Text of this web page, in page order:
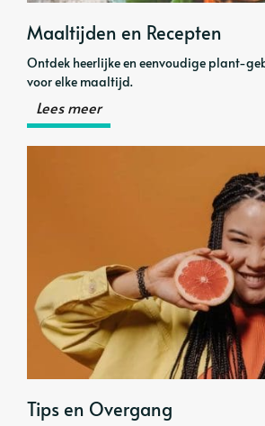
Maaltijden en Recepten
Ontdek heerlijke en eenvoudige plant-
voor elke maaltijd.
Lees meer
Tips en Overgang